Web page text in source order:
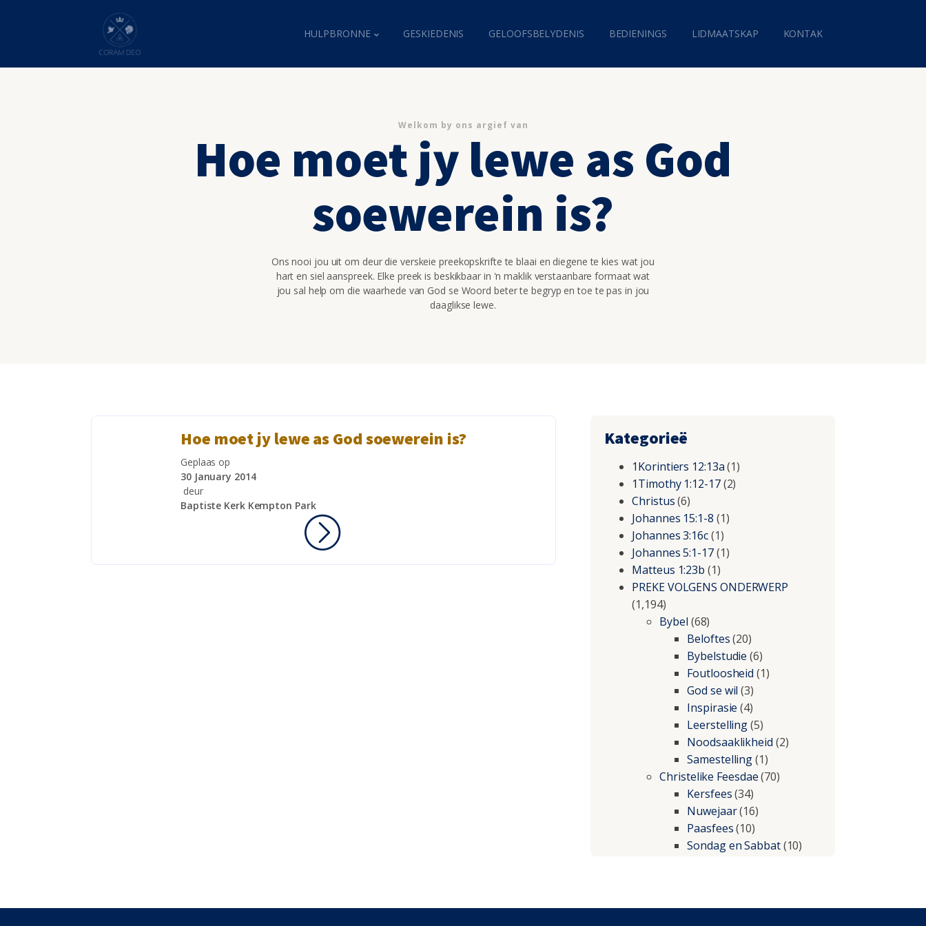
HULPBRONNE GESKIEDENIS GELOOFSBELYDENIS BEDIENINGS LIDMAATSKAP KONTAK
Welkom by ons argief van
Hoe moet jy lewe as God
soewerein is?
Ons nooi jou uit om deur die verskeie preekopskrifte te blaai en diegene te kies wat jou
hart en siel aanspreek. Elke preek is beskikbaar in 'n maklik verstaanbare formaat wat
jou sal help om die waarhede van God se Woord beter te begryp en toe te pas in jou
daaglikse lewe.
Hoe moet jy lewe as God soewerein is?
Geplaas op
30 January 2014
deur
Baptiste Kerk Kempton Park
Kategorieë
1Korintiers 12:13a(1)
1Timothy 1:12-17(2)
Christus(6)
Johannes 15:1-8 (1)
Johannes 3:16c(1)
Johannes 5:1-17(1)
Matteus 1:23b (1)
PREKE VOLGENS ONDERWERP
(1,194)
Bybel (68)
Beloftes(20)
Bybelstudie (6)
Foutloosheid (1)
God se wil (3)
Inspirasie (4)
Leerstelling(5)
Noodsaaklikheid (2)
Samestelling(1)
Christelike Feesdae(70)
Kersfees(34)
Nuwejaar(16)
Paasfees(10)
Sondag en Sabbat(10)